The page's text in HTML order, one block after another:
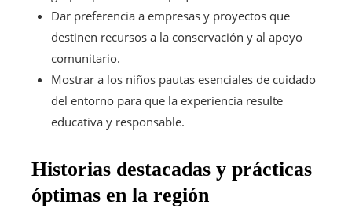
Dar preferencia a empresas y proyectos que
destinen recursos a la conservación y al apoyo
comunitario.
Mostrar a los niños pautas esenciales de cuidado
del entorno para que la experiencia resulte
educativa y responsable.
Historias destacadas y prácticas
óptimas en la región